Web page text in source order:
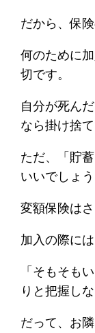
だから、保
何のために
切です。
自分が死ん
なら掛け捨
ただ、「貯
いいでしょう
変額保険は
加入の際には
「そもそも
りと把握し
だって、お